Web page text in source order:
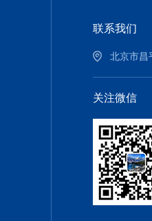
联系我们
北京市昌
关注微信